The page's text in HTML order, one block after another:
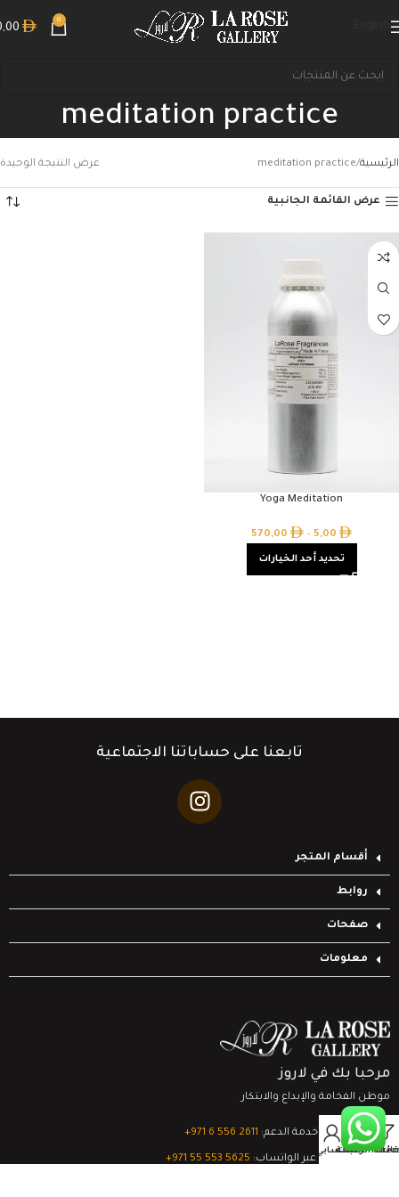
0
meditation practice
الرئيسية meditation practice عرض النتيجة الوحيدة
عرض القائمة الجانبية
Yoga Meditation
5,00
–
570,00
تحديد أحد الخيارات
تابعنا على حساباتنا الاجتماعية
أقسام المتجر
روابط
صفحات
معلومات
مرحبا بك في لاروز
موطن الفخامة والإبداع والابتكار
تواصل مع خدمة الدعم: ‎+971 6 556 2611
الدعم الفني عبر الواتساب: ‎+971 55 553 5625
قائمة الرغبات
0
السلةحسابي